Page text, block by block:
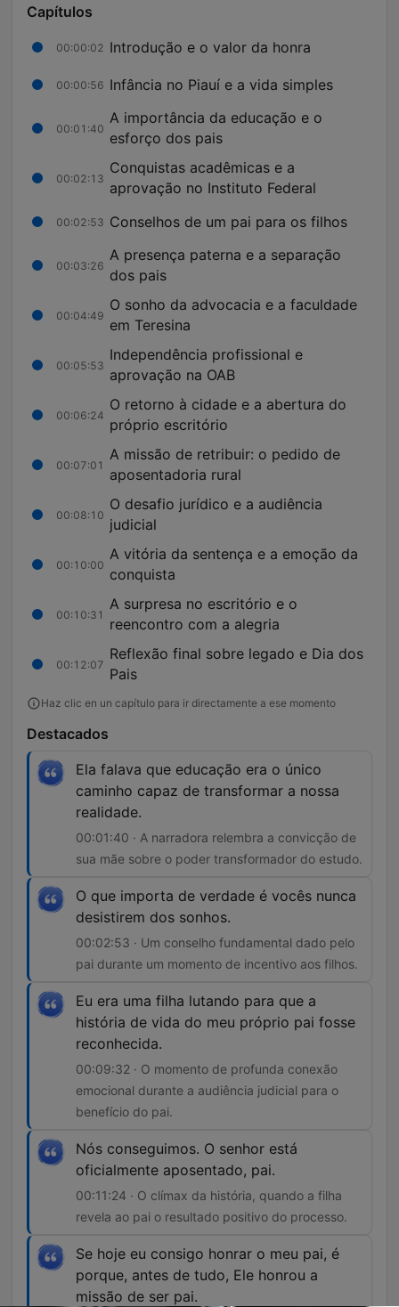
Capítulos
00:00:02 Introdução e o valor da honra
00:00:56 Infância no Piauí e a vida simples
00:01:40
A importância da educação e o
esforço dos pais
00:02:13
Conquistas acadêmicas e a
aprovação no Instituto Federal
00:02:53 Conselhos de um pai para os filhos
00:03:26
A presença paterna e a separação
dos pais
00:04:49
O sonho da advocacia e a faculdade
em Teresina
00:05:53
Independência profissional e
aprovação na OAB
00:06:24
O retorno à cidade e a abertura do
próprio escritório
00:07:01
A missão de retribuir: o pedido de
aposentadoria rural
00:08:10
O desafio jurídico e a audiência
judicial
00:10:00
A vitória da sentença e a emoção da
conquista
00:10:31
A surpresa no escritório e o
reencontro com a alegria
00:12:07
Reflexão final sobre legado e Dia dos
Pais
Haz clic en un capítulo para ir directamente a ese momento
Destacados
Ela falava que educação era o único
caminho capaz de transformar a nossa
realidade.
00:01:40 · A narradora relembra a convicção de
sua mãe sobre o poder transformador do estudo.
O que importa de verdade é vocês nunca
desistirem dos sonhos.
00:02:53 · Um conselho fundamental dado pelo
pai durante um momento de incentivo aos filhos.
Eu era uma filha lutando para que a
história de vida do meu próprio pai fosse
reconhecida.
00:09:32 · O momento de profunda conexão
emocional durante a audiência judicial para o
benefício do pai.
Nós conseguimos. O senhor está
oficialmente aposentado, pai.
00:11:24 · O clímax da história, quando a filha
revela ao pai o resultado positivo do processo.
Se hoje eu consigo honrar o meu pai, é
porque, antes de tudo, Ele honrou a
missão de ser pai.